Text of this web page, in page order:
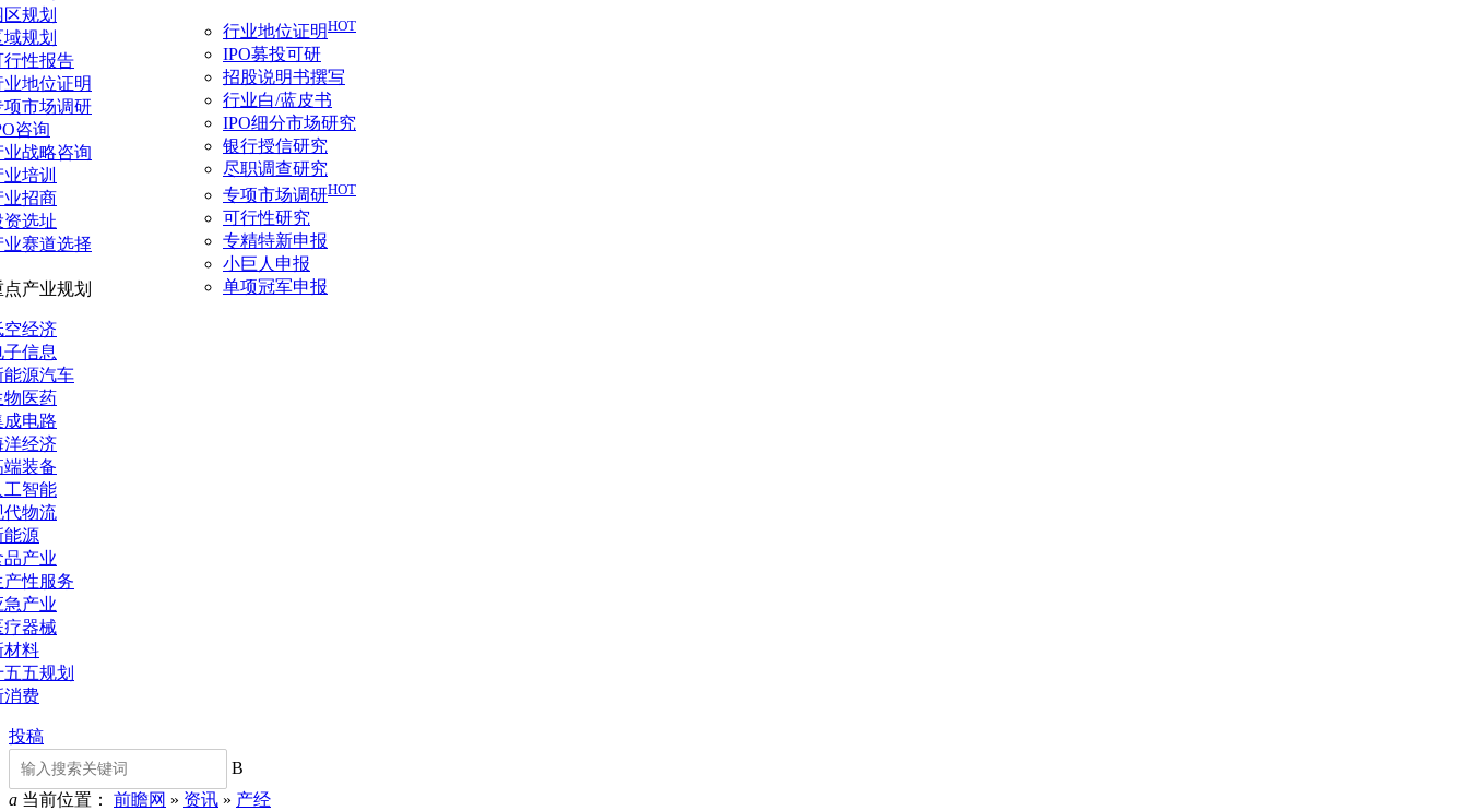
行业地位证明HOT
IPO募投可研
招股说明书撰写
行业白/蓝皮书
IPO细分市场研究
银行授信研究
尽职调查研究
专项市场调研HOT
可行性研究
专精特新申报
小巨人申报
单项冠军申报
区规划
域规划
行性报告
业地位证明
项市场调研
咨询
业战略咨询
培训
业招商
资选址
业赛道选择
点产业规划
空经济
子信息
能源汽车
物医药
成电路
洋经济
端装备
工智能
代物流
能源
品产业
产性服务
急产业
疗器械
材料
五五规划
消费
投稿
B
a 当前位置： 前瞻网 » 资讯 » 产经